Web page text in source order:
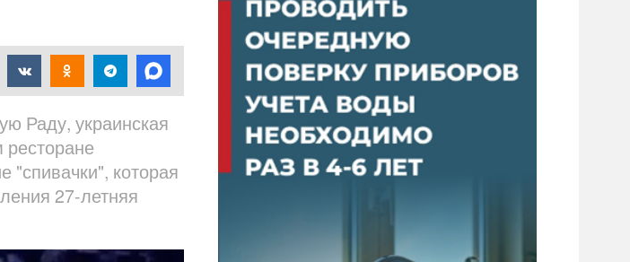
Раду, украинская
"спивачки", которая
27-летняя